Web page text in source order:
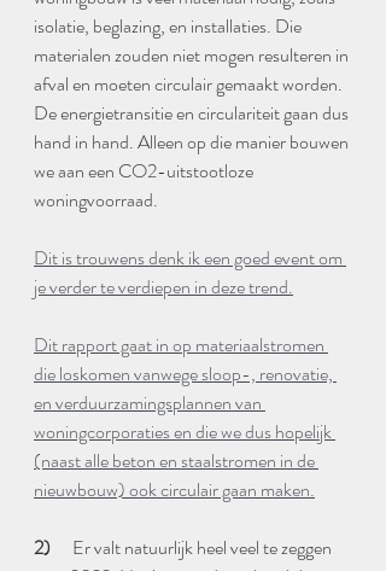
isolatie, beglazing, en installaties. Die
materialen zouden niet mogen resulteren in
afval en moeten circulair gemaakt worden.
De energietransitie en circulariteit gaan dus
hand in hand. Alleen op die manier bouwen
we aan een CO2-uitstootloze
woningvoorraad.
Dit is trouwens denk ik een goed event om
je verder te verdiepen in deze trend.
Dit rapport gaat in op materiaalstromen
die loskomen vanwege sloop-, renovatie,
en verduurzamingsplannen van
woningcorporaties en die we dus hopelijk
(naast alle beton en staalstromen in de
nieuwbouw) ook circulair gaan maken.
2) Er valt natuurlijk heel veel te zeggen